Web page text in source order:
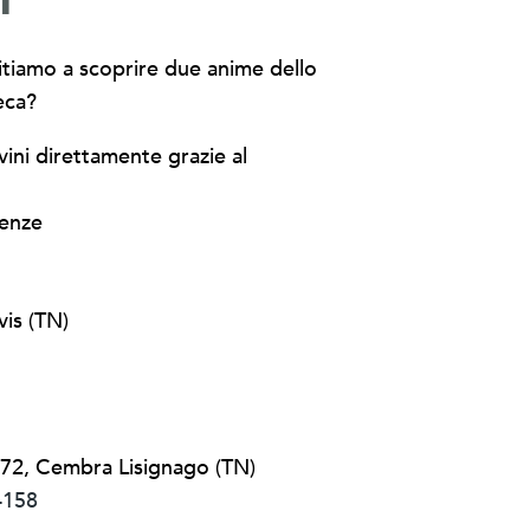
a scoprire due anime dello
direttamente grazie al
(TN)
Cembra Lisignago (TN)